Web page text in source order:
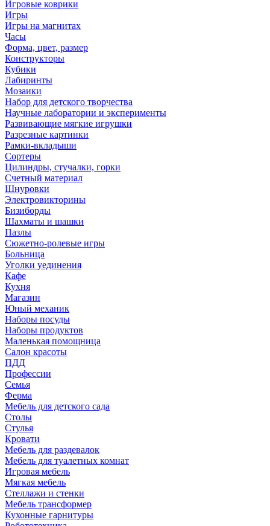
Игровые коврики
Игры
Игры на магнитах
Часы
Форма, цвет, размер
Конструкторы
Кубики
Лабиринты
Мозаики
Набор для детского творчества
Научные лаборатории и эксперименты
Развивающие мягкие игрушки
Разрезные картинки
Рамки-вкладыши
Сортеры
Цилиндры, стучалки, горки
Счетный материал
Шнуровки
Электровикторины
Бизиборды
Шахматы и шашки
Пазлы
Сюжетно-ролевые игры
Больница
Уголки уединения
Кафе
Кухня
Магазин
Юный механик
Наборы посуды
Наборы продуктов
Маленькая помощница
Салон красоты
ПДД
Профессии
Семья
Ферма
Мебель для детского сада
Столы
Cтулья
Кровати
Мебель для раздевалок
Мебель для туалетных комнат
Игровая мебель
Мягкая мебель
Стеллажи и стенки
Мебель трансформер
Кухонные гарнитуры